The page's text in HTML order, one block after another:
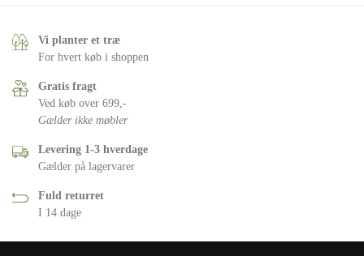
Vi planter et træ
For hvert køb i shoppen
Gratis fragt
Ved køb over 699,-
Gælder ikke møbler
Levering 1-3 hverdage
Gælder på lagervarer
Fuld returret
I 14 dage